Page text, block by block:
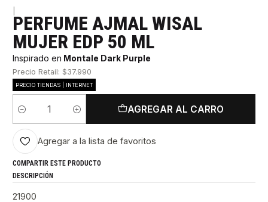
PERFUME AJMAL WISAL
MUJER EDP 50 ML
Inspirado en Montale Dark Purple
Precio Retail: $37.990
PRECIO TIENDAS | INTERNET
Cantidad
AGREGAR AL CARRO
Agregar a la lista de favoritos
COMPARTIR ESTE PRODUCTO
DESCRIPCIÓN
21900